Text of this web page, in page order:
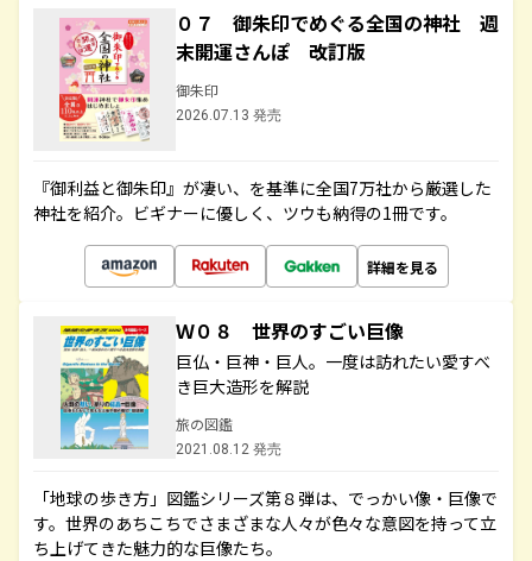
０７ 御朱印でめぐる全国の神社 週
末開運さんぽ 改訂版
御朱印
2026.07.13 発売
『御利益と御朱印』が凄い、を基準に全国7万社から厳選した
神社を紹介。ビギナーに優しく、ツウも納得の1冊です。
詳細を見る
Ｗ０８ 世界のすごい巨像
巨仏・巨神・巨人。一度は訪れたい愛すべ
き巨大造形を解説
旅の図鑑
2021.08.12 発売
「地球の歩き方」図鑑シリーズ第８弾は、でっかい像・巨像で
す。世界のあちこちでさまざまな人々が色々な意図を持って立
ち上げてきた魅力的な巨像たち。